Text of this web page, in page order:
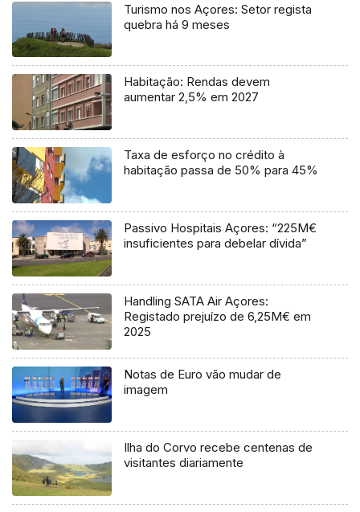
Turismo nos Açores: Setor regista
quebra há 9 meses
Habitação: Rendas devem
aumentar 2,5% em 2027
Taxa de esforço no crédito à
habitação passa de 50% para 45%
Passivo Hospitais Açores: “225M€
insuficientes para debelar dívida”
Handling SATA Air Açores:
Registado prejuízo de 6,25M€ em
2025
Notas de Euro vão mudar de
imagem
Ilha do Corvo recebe centenas de
visitantes diariamente